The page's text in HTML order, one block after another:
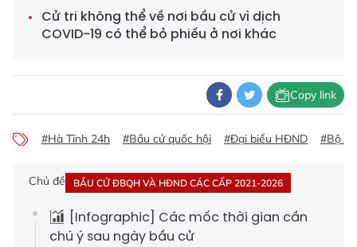
Cử tri không thể về nơi bầu cử vì dịch
COVID-19 có thể bỏ phiếu ở nơi khác
Copy link
#Hà Tĩnh 24h #Bầu cử quốc hội #Đại biểu HĐND #Bộ
Chủ đề BẦU CỬ ĐBQH VÀ HĐND CÁC CẤP 2021-2026
[Infographic] Các mốc thời gian cần
chú ý sau ngày bầu cử